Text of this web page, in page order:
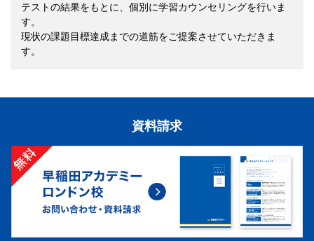
テストの結果をもとに、個別に学習カウンセリングを行いま
す。
現状の課題目標達成までの道筋をご提案させていただきま
す。
資料請求